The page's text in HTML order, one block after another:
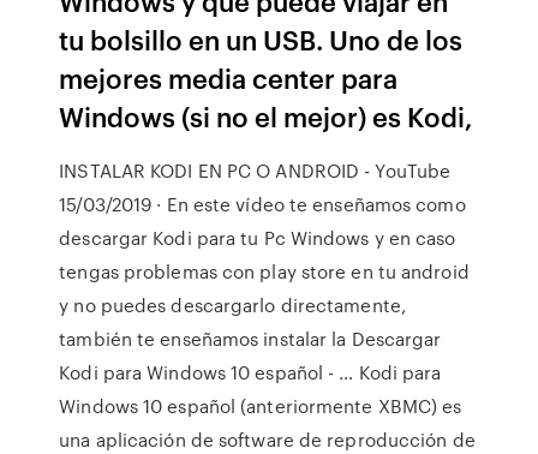
tu bolsillo en un USB. Uno de los
mejores media center para
Windows (si no el mejor) es Kodi,
INSTALAR KODI EN PC O ANDROID - YouTube
15/03/2019 · En este vídeo te enseñamos como
descargar Kodi para tu Pc Windows y en caso
tengas problemas con play store en tu android
y no puedes descargarlo directamente,
también te enseñamos instalar la Descargar
Kodi para Windows 10 español - … Kodi para
Windows 10 español (anteriormente XBMC) es
una aplicación de software de reproducción de